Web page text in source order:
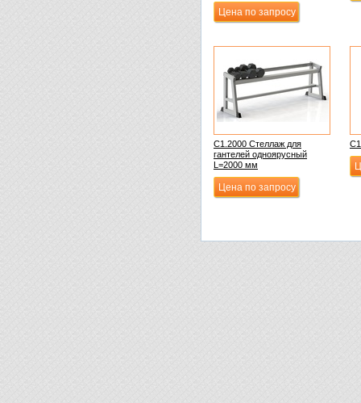
Цена по запросу
С1.2000 Стеллаж для
гантелей одноярусный
L=2000 мм
Цена по запросу